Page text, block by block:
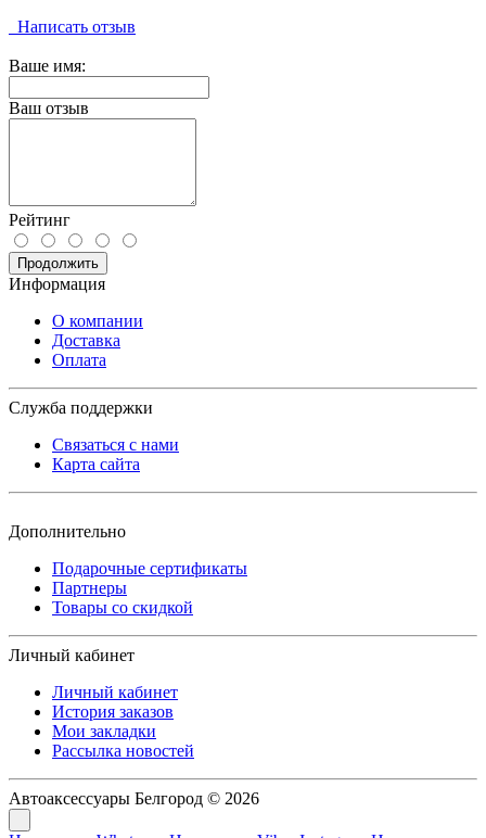
Написать отзыв
Ваше имя:
Ваш отзыв
Рейтинг
Продолжить
Информация
О компании
Доставка
Оплата
Служба поддержки
Связаться с нами
Карта сайта
Дополнительно
Подарочные сертификаты
Партнеры
Товары со скидкой
Личный кабинет
Личный кабинет
История заказов
Мои закладки
Рассылка новостей
Автоаксессуары Белгород © 2026